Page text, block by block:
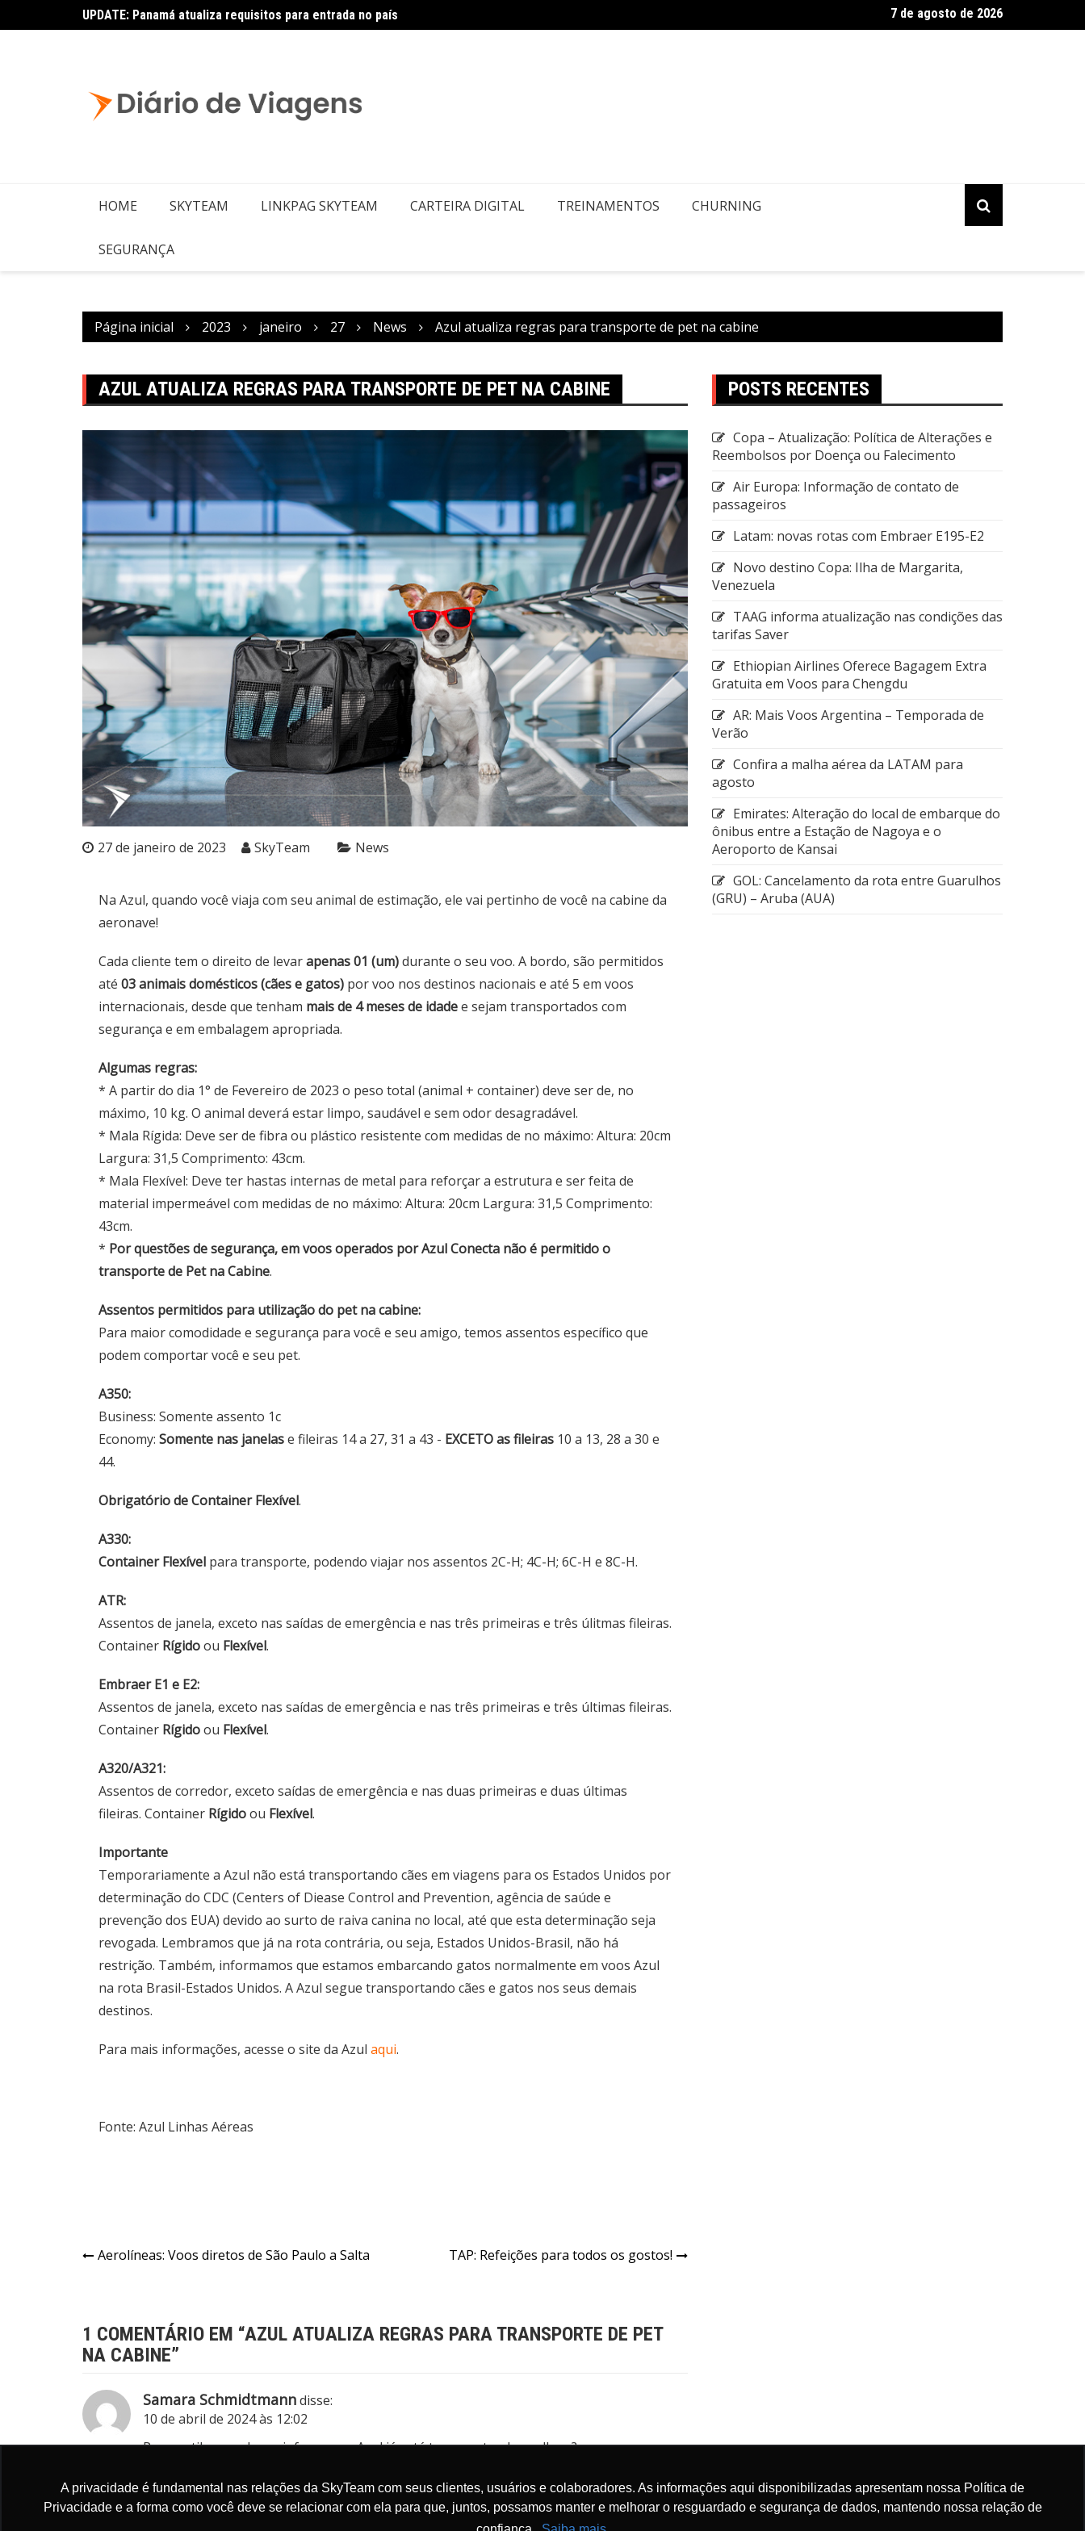
A privacidade é fundamental nas relações da SkyTeam com seus clientes, usuários e colaboradores. As informações aqui disponibilizadas apresentam nossa Política de
Privacidade e a forma como você deve se relacionar com ela para que, juntos, possamos manter e melhorar o resguardado e segurança de dados, mantendo nossa relação de
Copa – Atualização: Política de Alterações e Reembolsos por Doença ou Falecimento
Air Europa: Informação de contato de passageiros
7 de agosto de 2026
HOME SKYTEAM LINKPAG SKYTEAM CARTEIRA DIGITAL TREINAMENTOS CHURNING
SEGURANÇA
Página inicial 2023 janeiro 27 News Azul atualiza regras para transporte de pet na cabine
AZUL ATUALIZA REGRAS PARA TRANSPORTE DE PET NA CABINE
27 de janeiro de 2023 SkyTeam News
Na Azul, quando você viaja com seu animal de estimação, ele vai pertinho de você na cabine da
aeronave!
Cada cliente tem o direito de levarapenas 01 (um)durante o seu voo. A bordo, são permitidos
até 03 animais domésticos (cães e gatos) por voo nos destinos nacionais e até 5 em voos
internacionais, desde que tenham mais de 4 meses de idadee sejam transportados com
segurança e em embalagem apropriada.
Algumas regras:
* A partir do dia 1° de Fevereiro de 2023 o peso total (animal + container) deve ser de, no
máximo, 10 kg. O animal deverá estar limpo, saudável e sem odor desagradável.
* Mala Rígida: Deve ser de fibra ou plástico resistente com medidas de no máximo: Altura: 20cm
Largura: 31,5 Comprimento: 43cm.
* Mala Flexível: Deve ter hastas internas de metal para reforçar a estrutura e ser feita de
material impermeável com medidas de no máximo: Altura: 20cm Largura: 31,5 Comprimento:
43cm.
* Por questões de segurança, em voos operados por Azul Conecta não é permitido o
transporte de Pet na Cabine.
Assentos permitidos para utilização do pet na cabine:
Para maior comodidade e segurança para você e seu amigo, temos assentos específico que
podem comportar você e seu pet.
A350:
Business: Somente assento 1c
Economy: Somente nas janelase fileiras 14 a 27, 31 a 43 - EXCETO as fileiras 10 a 13, 28 a 30 e
44.
Obrigatório de Container Flexível.
A330:
Container Flexível para transporte, podendo viajar nos assentos 2C-H; 4C-H; 6C-H e 8C-H.
ATR:
Assentos de janela, exceto nas saídas de emergência e nas três primeiras e três úlitmas fileiras.
Container Rígidoou Flexível.
Embraer E1 e E2:
Assentos de janela, exceto nas saídas de emergência e nas três primeiras e três últimas fileiras.
Container Rígidoou Flexível.
A320/A321:
Assentos de corredor, exceto saídas de emergência e nas duas primeiras e duas últimas
fileiras. Container Rígidoou Flexível.
Importante
Temporariamente a Azul não está transportando cães em viagens para os Estados Unidos por
determinação do CDC (Centers of Diease Control and Prevention, agência de saúde e
prevenção dos EUA) devido ao surto de raiva canina no local, até que esta determinação seja
revogada. Lembramos que já na rota contrária, ou seja, Estados Unidos-Brasil, não há
restrição. Também, informamos que estamos embarcando gatos normalmente em voos Azul
na rota Brasil-Estados Unidos. A Azul segue transportando cães e gatos nos seus demais
destinos.
Para mais informações, acesse o site da Azul aqui.
Fonte: Azul Linhas Aéreas
Aerolíneas: Voos diretos de São Paulo a Salta TAP: Refeições para todos os gostos!
1 COMENTÁRIO EM “AZUL ATUALIZA REGRAS PARA TRANSPORTE DE PET
NA CABINE”
Samara Schmidtmanndisse:
10 de abril de 2024 às 12:02
Por gentileza pode me informar se Azul já está transportando coelhos ?
Comentários estão encerrado.
POSTS RECENTES
Copa – Atualização: Política de Alterações e
Reembolsos por Doença ou Falecimento
Air Europa: Informação de contato de
passageiros
Latam: novas rotas com Embraer E195-E2
Novo destino Copa: Ilha de Margarita,
Venezuela
TAAG informa atualização nas condições das
tarifas Saver
Ethiopian Airlines Oferece Bagagem Extra
Gratuita em Voos para Chengdu
AR: Mais Voos Argentina – Temporada de
Verão
Confira a malha aérea da LATAM para
agosto
Emirates: Alteração do local de embarque do
ônibus entre a Estação de Nagoya e o
Aeroporto de Kansai
GOL: Cancelamento da rota entre Guarulhos
(GRU) – Aruba (AUA)